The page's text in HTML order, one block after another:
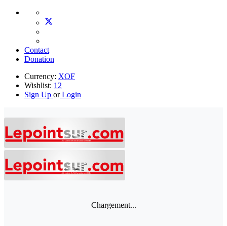
Contact
Donation
Currency: XOF
Wishlist: 12
Sign Up orLogin
Chargement...